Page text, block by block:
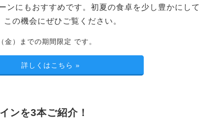
ンにもおすすめです。初夏の食卓を少し豊かにして
の機会にぜひご覧ください。
）までの期間限定 です。
詳しくはこちら »
ンを3本ご紹介！